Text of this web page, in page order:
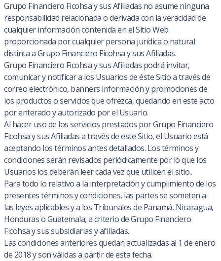
Grupo Financiero Ficohsa y sus Afiliadas no asume ninguna
responsabilidad relacionada o derivada con la veracidad de
cualquier información contenida en el Sitio Web
proporcionada por cualquier persona jurídica o natural
distinta a Grupo Financiero Ficohsa y sus Afiliadas.
Grupo Financiero Ficohsa y sus Afiliadas podrá invitar,
comunicar y notificar a los Usuarios de éste Sitio a través de
correo electrónico, banners información y promociones de
los productos o servicios que ofrezca, quedando en este acto
por enterado y autorizado por el Usuario.
Al hacer uso de los servicios prestados por Grupo Financiero
Ficohsa y sus Afiliadas a través de este Sitio, el Usuario está
aceptando los términos antes detallados. Los términos y
condiciones serán revisados periódicamente por lo que los
Usuarios los deberán leer cada vez que utilicen el sitio..
Para todo lo relativo a la interpretación y cumplimiento de los
presentes términos y condiciones, las partes se someten a
las leyes aplicables y a los Tribunales de Panamá, Nicaragua,
Honduras o Guatemala, a criterio de Grupo Financiero
Ficohsa y sus subsidiarias y afiliadas.
Las condiciones anteriores quedan actualizadas al 1 de enero
de 2018 y son válidas a partir de esta fecha.